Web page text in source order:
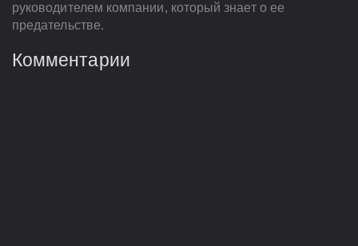
руководителем компании, который знает о ее
предательстве.
Комментарии